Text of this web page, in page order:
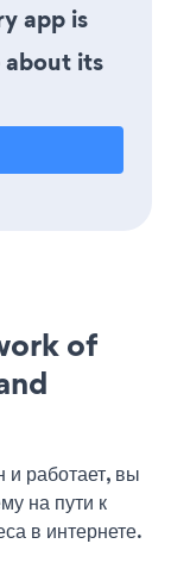
app is
its
of
работает, вы
на пути к
в интернете.